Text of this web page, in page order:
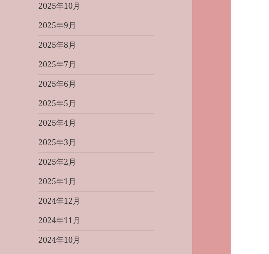
2025年10月
2025年9月
2025年8月
2025年7月
2025年6月
2025年5月
2025年4月
2025年3月
2025年2月
2025年1月
2024年12月
2024年11月
2024年10月